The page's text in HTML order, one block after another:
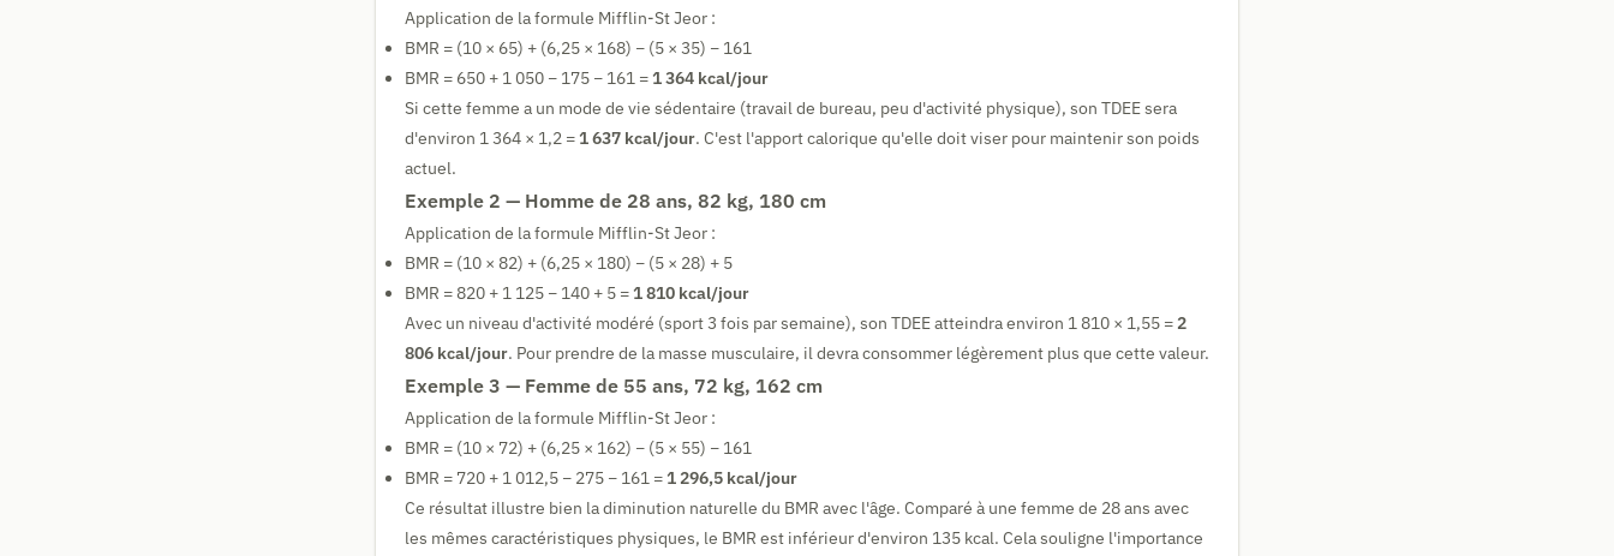
Application de la formule Mifflin-St Jeor :
BMR = (10 × 65) + (6,25 × 168) − (5 × 35) − 161
BMR = 650 + 1 050 − 175 − 161 = 1 364 kcal/jour
Si cette femme a un mode de vie sédentaire (travail de bureau, peu d'activité physique), son TDEE sera
d'environ 1 364 × 1,2 = 1 637 kcal/jour. C'est l'apport calorique qu'elle doit viser pour maintenir son poids
actuel.
Exemple 2 — Homme de 28 ans, 82 kg, 180 cm
Application de la formule Mifflin-St Jeor :
BMR = (10 × 82) + (6,25 × 180) − (5 × 28) + 5
BMR = 820 + 1 125 − 140 + 5 = 1 810 kcal/jour
Avec un niveau d'activité modéré (sport 3 fois par semaine), son TDEE atteindra environ 1 810 × 1,55 = 2
806 kcal/jour. Pour prendre de la masse musculaire, il devra consommer légèrement plus que cette valeur.
Exemple 3 — Femme de 55 ans, 72 kg, 162 cm
Application de la formule Mifflin-St Jeor :
BMR = (10 × 72) + (6,25 × 162) − (5 × 55) − 161
BMR = 720 + 1 012,5 − 275 − 161 = 1 296,5 kcal/jour
Ce résultat illustre bien la diminution naturelle du BMR avec l'âge. Comparé à une femme de 28 ans avec
les mêmes caractéristiques physiques, le BMR est inférieur d'environ 135 kcal. Cela souligne l'importance